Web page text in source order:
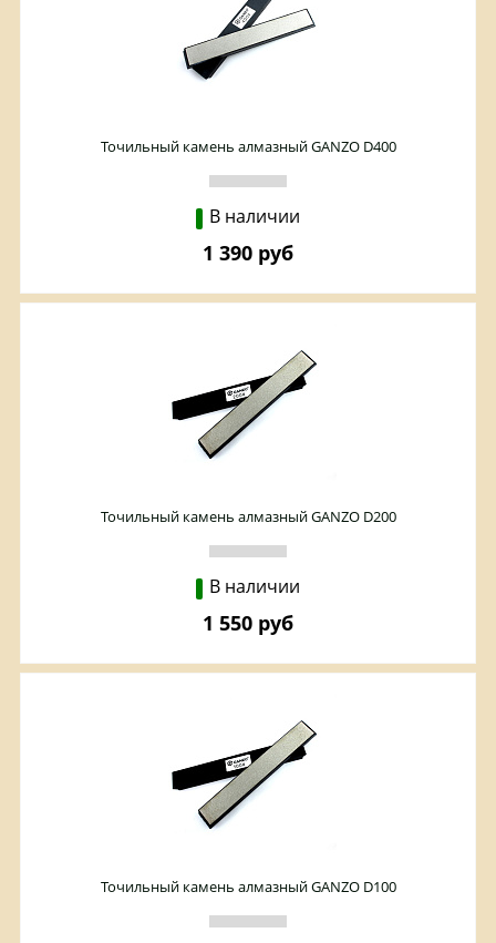
Точильный камень алмазный GANZO D400
В наличии
1 390 руб
Точильный камень алмазный GANZO D200
В наличии
1 550 руб
Точильный камень алмазный GANZO D100